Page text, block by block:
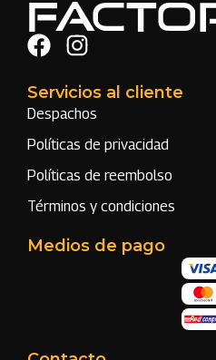
Servicios al cliente
Despachos
Políticas de privacidad
Políticas de reembolso
Términos y condiciones
Medios de pago